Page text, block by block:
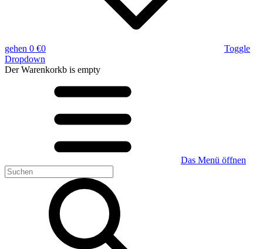
gehen 0 €0
Toggle
Dropdown
Der Warenkorkb is empty
Das Menü öffnen